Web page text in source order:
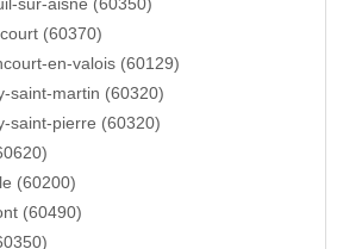
sur-aisne (60350)
(60370)
en-valois (60129)
saint-martin (60320)
saint-pierre (60320)
(60200)
(60490)